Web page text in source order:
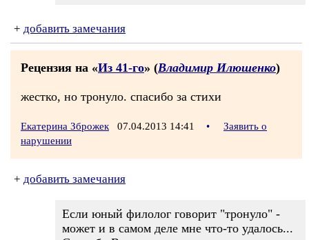
+ добавить замечания
Рецензия на «Из 41-го» (Владимир Илюшенко)
жестко, но тронуло. спасибо за стихи
Екатерина Зброжек 07.04.2013 14:41 •
Заявить о
нарушении
+ добавить замечания
Если юный филолог говорит "тронуло" -
может и в самом деле мне что-то удалось...